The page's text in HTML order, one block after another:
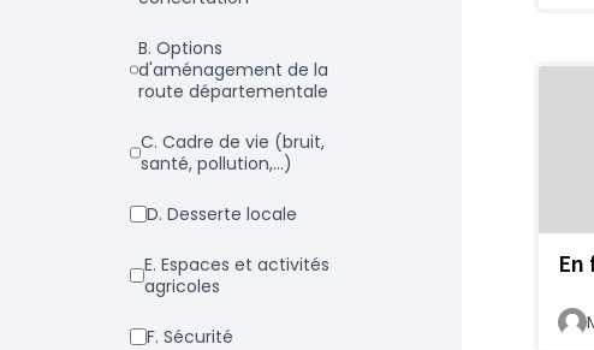
b. Options
d'aménagement de la
route départementale
c. Cadre de vie (bruit,
santé, pollution,...)
d. Desserte locale
e. Espaces et activités
agricoles
f. Sécurité